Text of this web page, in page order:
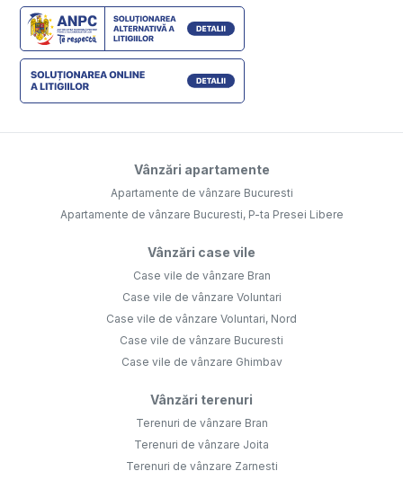
Vânzări apartamente
Apartamente de vânzare Bucuresti
Apartamente de vânzare Bucuresti, P-ta Presei Libere
Vânzări case vile
Case vile de vânzare Bran
Case vile de vânzare Voluntari
Case vile de vânzare Voluntari, Nord
Case vile de vânzare Bucuresti
Case vile de vânzare Ghimbav
Vânzări terenuri
Terenuri de vânzare Bran
Terenuri de vânzare Joita
Terenuri de vânzare Zarnesti